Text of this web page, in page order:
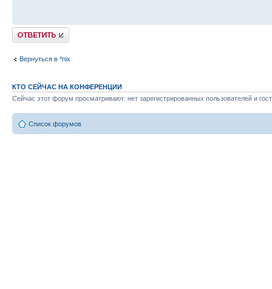
Ответить
Вернуться в *nix
КТО СЕЙЧАС НА КОНФЕРЕНЦИИ
Сейчас этот форум просматривают: нет зарегистрированных пользователей и
Список форумов